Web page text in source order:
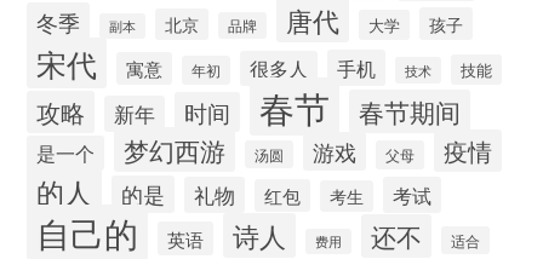
冬季 副本 北京 品牌 唐代 大学 孩子
宋代 寓意 年初 很多人 手机 技术 技能
攻略 新年 时间 春节 春节期间
是一个 梦幻西游 汤圆 游戏 父母 疫情
的人 的是 礼物 红包 考生 考试
自己的 英语 诗人 费用 还不 适合